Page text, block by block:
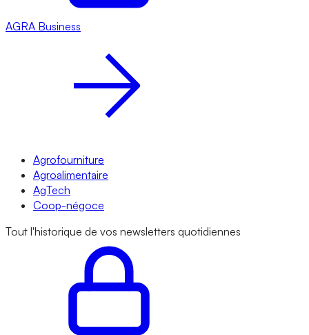
AGRA Business
Agrofourniture
Agroalimentaire
AgTech
Coop-négoce
Tout l'historique de vos newsletters quotidiennes